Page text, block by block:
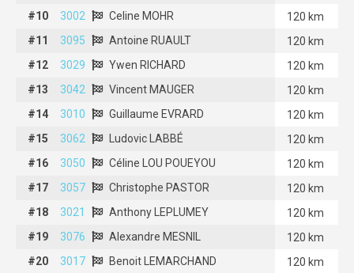
#10
3002 Celine MOHR
120 km
#11
3095 Antoine RUAULT
120 km
#12
3029 Ywen RICHARD
120 km
#13
3042 Vincent MAUGER
120 km
#14
3010 Guillaume EVRARD
120 km
#15
3062 Ludovic LABBÉ
120 km
#16
3050 Céline LOU POUEYOU
120 km
#17
3057 Christophe PASTOR
120 km
#18
3021 Anthony LEPLUMEY
120 km
#19
3076 Alexandre MESNIL
120 km
#20
3017 Benoit LEMARCHAND
120 km
#10
3002
Celine MOHR
#11
3095
Antoine RUAULT
#12
3029
Ywen RICHARD
#13
3042
Vincent MAUGER
#14
3010
Guillaume EVRARD
#15
3062
Ludovic LABBÉ
#16
3050
Céline LOU POUEYOU
#17
3057
Christophe PASTOR
#18
3021
Anthony LEPLUMEY
#19
3076
Alexandre MESNIL
#20
3017
Benoit LEMARCHAND